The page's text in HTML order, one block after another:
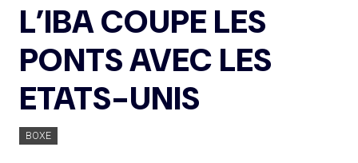
L’IBA COUPE LES
PONTS AVEC LES
ETATS-UNIS
BOXE